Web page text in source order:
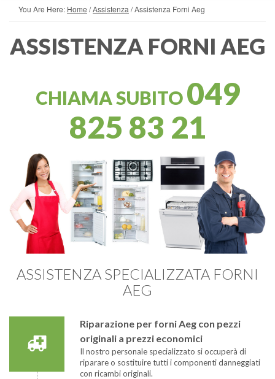
You Are Here: Home /Assistenza /Assistenza Forni Aeg
ASSISTENZA FORNI AEG
CHIAMA SUBITO049
825 83 21
ASSISTENZA SPECIALIZZATA FORNI
AEG
Riparazione per forni Aeg con pezzi
originali a prezzi economici
Il nostro personale specializzato si occuperà di
riparare o sostituire tutti i componenti danneggiati
con ricambi originali.